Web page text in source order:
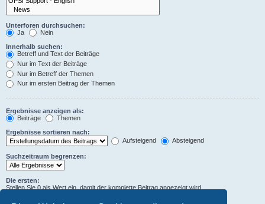
Unterforen durchsuchen:
Ja
Nein
Innerhalb suchen:
Betreff und Text der Beiträge
Nur im Text der Beiträge
Nur im Betreff der Themen
Nur im ersten Beitrag der Themen
Ergebnisse anzeigen als:
Beiträge
Themen
Ergebnisse sortieren nach:
Aufsteigend
Absteigend
Suchzeitraum begrenzen:
Die ersten:
Stellen Sie 0 als Wert ein, damit der komplette Beitrag angezeigt wird.